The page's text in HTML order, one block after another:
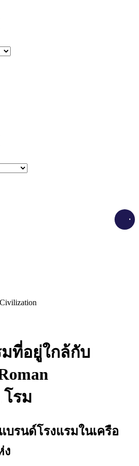
ที่อยู่ใกล้กับ
โรม
บรนด์โรงแรมในเครือ
ง